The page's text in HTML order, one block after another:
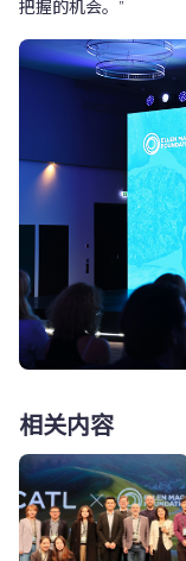
把握的机会。”
相关内容